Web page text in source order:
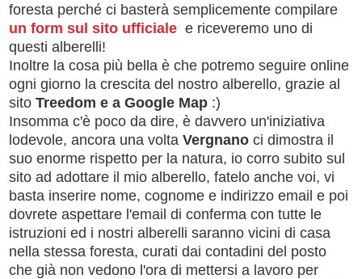
foresta perché ci basterà semplicemente compilare
un form sul sito ufficiale e riceveremo uno di
questi alberelli!
Inoltre la cosa più bella è che potremo seguire online
ogni giorno la crescita del nostro alberello, grazie al
sito Treedom e a Google Map :)
Insomma c'è poco da dire, è davvero un'iniziativa
lodevole, ancora una volta Vergnano ci dimostra il
suo enorme rispetto per la natura, io corro subito sul
sito ad adottare il mio alberello, fatelo anche voi, vi
basta inserire nome, cognome e indirizzo email e poi
dovrete aspettare l'email di conferma con tutte le
istruzioni ed i nostri alberelli saranno vicini di casa
nella stessa foresta, curati dai contadini del posto
che già non vedono l'ora di mettersi a lavoro per